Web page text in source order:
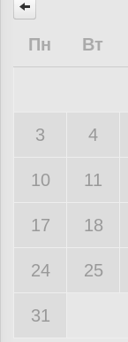
Пн Вт
3 4
10 11
17 18
24 25
31